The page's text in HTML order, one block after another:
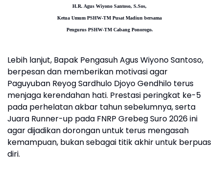
H.R. Agus Wiyono Santoso, S.Sos,
Ketua Umum PSHW-TM Pusat Madiun bersama
Pengurus PSHW-TM Cabang Ponorogo.
Lebih lanjut, Bapak Pengasuh Agus Wiyono Santoso,
berpesan dan memberikan motivasi agar
Paguyuban Reyog Sardhulo Djoyo Gendhilo terus
menjaga kerendahan hati. Prestasi peringkat ke-5
pada perhelatan akbar tahun sebelumnya, serta
Juara Runner-up pada FNRP Grebeg Suro 2026 ini
agar dijadikan dorongan untuk terus mengasah
kemampuan, bukan sebagai titik akhir untuk berpuas
diri.